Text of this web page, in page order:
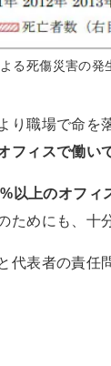
る死傷災害の
り職場で命
フィスで働い
以上のオフィ
ためにも、十
代表者の責